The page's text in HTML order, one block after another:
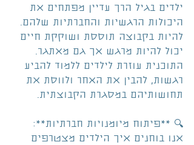
ילדים בגיל הרך עדיין מפתחים את
היכולות הרגשיות והחברתיות שלהם.
להיות בקבוצה תוססת ושוקקת חיים
יכול להיות מרגש אך גם מאתגר.
התוכנית עוזרת לילדים ללמוד להביע
רגשות, להבין את האחר ולווסת את
תחושותיהם במסגרת הקבוצתית.
🔍 **פיתוח מיומנויות חברתיות**:
אנו בוחנים איך הילדים מצטרפים